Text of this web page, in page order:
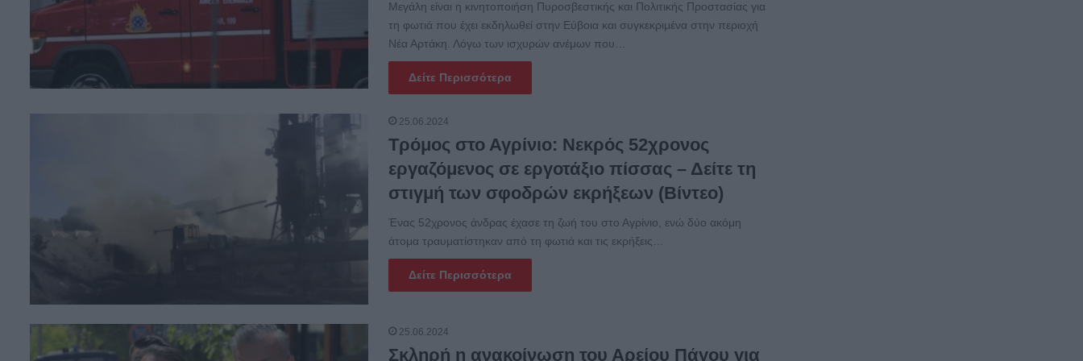
Μεγάλη είναι η κινητοποιήση Πυροσβεστικής και Πολιτικής Προστασίας για
τη φωτιά που έχει εκδηλωθεί στην Εύβοια και συγκεκριμένα στην περιοχή
Νέα Αρτάκη. Λόγω των ισχυρών ανέμων που…
Δείτε Περισσότερα
25.06.2024
Τρόμος στο Αγρίνιο: Νεκρός 52χρονος
εργαζόμενος σε εργοτάξιο πίσσας – Δείτε τη
στιγμή των σφοδρών εκρήξεων (Βίντεο)
Ένας 52χρονος άνδρας έχασε τη ζωή του στο Αγρίνιο, ενώ δύο ακόμη
άτομα τραυματίστηκαν από τη φωτιά και τις εκρήξεις…
Δείτε Περισσότερα
25.06.2024
Σκληρή η ανακοίνωση του Αρείου Πάγου για